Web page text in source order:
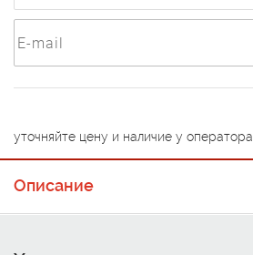
уточняйте цену и наличие у оператора
Описание